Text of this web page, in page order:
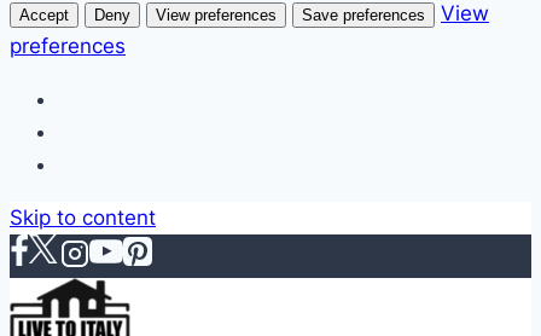
Accept Deny View preferences Save preferences
View
preferences
Skip to content